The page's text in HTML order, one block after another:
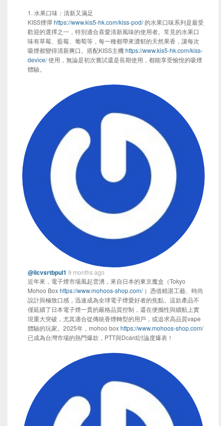
1. 水果口味：清新又滿足
KIS5煙彈https://www.kis5-hk.com/kiss-pod/的水果口味系列是最受
歡迎的選擇之一，特別適合喜愛清新風味的使用者。常見的水果口
味有草莓、藍莓、葡萄等，每一種都帶來濃郁的天然果香，讓每次
吸煙都變得清新爽口。搭配KISS主機https://www.kis5-hk.com/kiss-
device/使用，無論是初次嘗試還是長期使用，都能享受愉悅的吸煙
體驗。
@ilcvsrtbpul1 9 months ago
近年來，電子煙市場風起雲湧，來自日本的東京魔盒（Tokyo
Mohoo Boxhttps://www.mohoos-shop.com/）憑借精湛工藝、時尚
設計與極致口感，迅速成為全球電子煙愛好者的焦點。這款產品不
僅延續了日本電子煙一貫的嚴格品質控制，還在便攜性與續航上實
現重大突破，尤其適合從傳統香煙轉型的用戶，或追求高品質vape
體驗的玩家。2025年，mohoo boxhttps://www.mohoos-shop.com/
已成為台灣市場的熱門爆款，PTT與Dcard討論度爆表！